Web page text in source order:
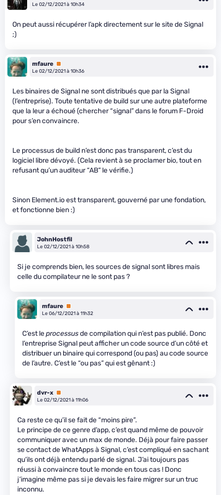
Le 02/12/2021 à 10h34
On peut aussi récupérer l’apk directement sur le site de Signal
;)
mfaure Premium
Le 02/12/2021 à 10h36
Les binaires de Signal ne sont distribués que par la Signal
(l’entreprise). Toute tentative de build sur une autre plateforme
que la leur a échoué (chercher “signal” dans le forum F-Droid
pour s’en convaincre.
Le processus de build n’est donc pas transparent, c’est du
logiciel libre dévoyé. (Cela revient à se proclamer bio, tout en
refusant qu’un auditeur “AB” le vérifie.)
Sinon Element.io est transparent, gouverné par une fondation,
et fonctionne bien :)
JohnHostfil
Le 02/12/2021 à 10h58
Si je comprends bien, les sources de signal sont libres mais
celle du compilateur ne le sont pas ?
mfaure Premium
Le 06/12/2021 à 11h32
C’est leprocessusde compilation qui n’est pas publié. Donc
l’entreprise Signal peut afficher un code source d’un côté et
distribuer un binaire qui correspond (ou pas) au code source
de l’autre. C’est le “ou pas” qui est gênant :)
dvr-x Premium
Le 02/12/2021 à 11h06
Ca reste ce qu’il se fait de “moins pire”.
Le principe de ce genre d’app, c’est quand même de pouvoir
communiquer avec un max de monde. Déjà pour faire passer
se contact de WhatApps à Signal, c’est compliqué en sachant
qu’ils ont déjà entendu parlé de signal. J’ai toujours pas
réussi à convaincre tout le monde en tous cas ! Donc
j’imagine même pas si je devais les faire migrer sur un truc
inconnu.